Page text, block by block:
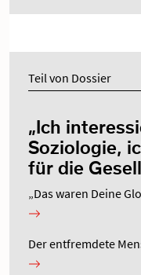
Teil von Dossier
„Ich
Soziologie,
für die
„Das waren Deine
Der entfremdete